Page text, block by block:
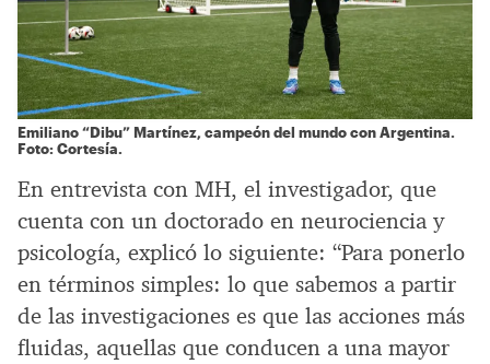
Emiliano “Dibu” Martínez, campeón del mundo con Argentina.
Foto: Cortesía.
En entrevista con MH, el investigador, que
cuenta con un doctorado en neurociencia y
psicología, explicó lo siguiente: “Para ponerlo
en términos simples: lo que sabemos a partir
de las investigaciones es que las acciones más
fluidas, aquellas que conducen a una mayor